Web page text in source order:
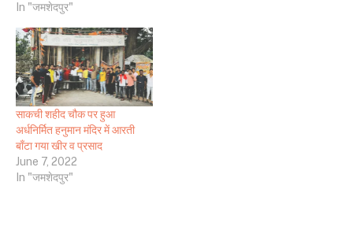
In "जमशेदपुर"
साकची शहीद चौक पर हुआ
अर्धनिर्मित हनुमान मंदिर में आरती
बाँटा गया खीर व प्रसाद
June 7, 2022
In "जमशेदपुर"